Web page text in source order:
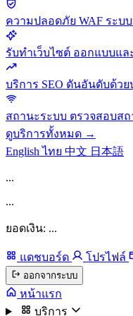
ความปลอดภัย WAF ระบ
รับทำเว็บไซต์ ออกแบบแล
บริการ SEO ดันอันดับด้วย
สถานะระบบ ตรวจสอบส
ดูบริการทั้งหมด →
Englishไทย 中文 日本語
...
...
ยอดเงิน: ...
แดชบอร์ด โปรไฟล์
ออกจากระบบ
หน้าแรก
บริการ